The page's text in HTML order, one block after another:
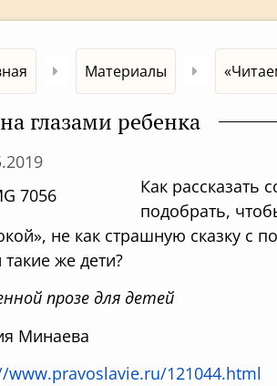
Материалы
глазами ребенка
Как рассказать
подобрать,
не как страшную сказку с
же дети?
прозе для детей
Минаева
www.pravoslavie.ru/121044.html